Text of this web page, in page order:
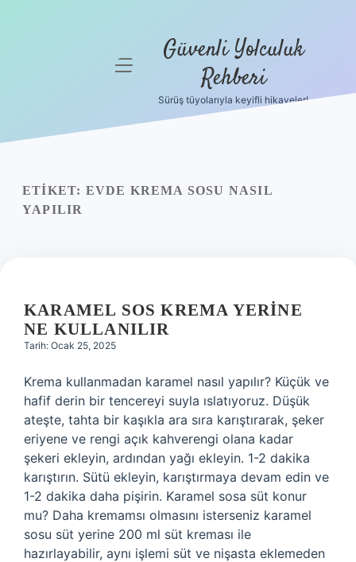
Yasal Uyarı
menüyü Güvenli Yolculuk
Rehberi
Sürüş tüyolarıyla keyifli hikayeler!
ETIKET: EVDE KREMA SOSU NASIL
YAPILIR
KARAMEL SOS KREMA YERINE
NE KULLANILIR
Tarih: Ocak 25, 2025
Krema kullanmadan karamel nasıl yapılır? Küçük ve
hafif derin bir tencereyi suyla ıslatıyoruz. Düşük
ateşte, tahta bir kaşıkla ara sıra karıştırarak, şeker
eriyene ve rengi açık kahverengi olana kadar
şekeri ekleyin, ardından yağı ekleyin. 1-2 dakika
karıştırın. Sütü ekleyin, karıştırmaya devam edin ve
1-2 dakika daha pişirin. Karamel sosa süt konur
mu? Daha kremamsı olmasını isterseniz karamel
sosu süt yerine 200 ml süt kreması ile
hazırlayabilir, aynı işlemi süt ve nişasta eklemeden